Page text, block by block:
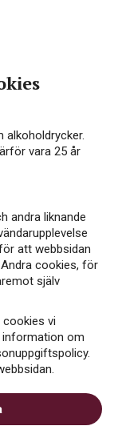
alkoholdrycker.
vara 25 år
andra liknande
att webbsidan
cookies, för
själv
cookies vi
information om